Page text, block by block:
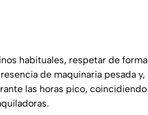
habituales, respetar de forma
de maquinaria pesada y,
las horas pico, coincidiendo